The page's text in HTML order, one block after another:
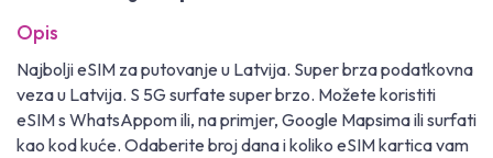
Opis
Najbolji eSIM za putovanje u Latvija. Super brza podatkovna
veza u Latvija. S 5G surfate super brzo. Možete koristiti
eSIM s WhatsAppom ili, na primjer, Google Mapsima ili surfati
kao kod kuće. Odaberite broj dana i koliko eSIM kartica vam